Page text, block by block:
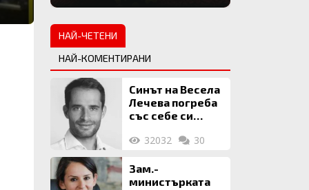
НАЙ-ЧЕТЕНИ
НАЙ-КОМЕНТИРАНИ
Синът на Весела
Лечева погреба
със себе си
млн. евро
32032 30
Зам.-
министърката